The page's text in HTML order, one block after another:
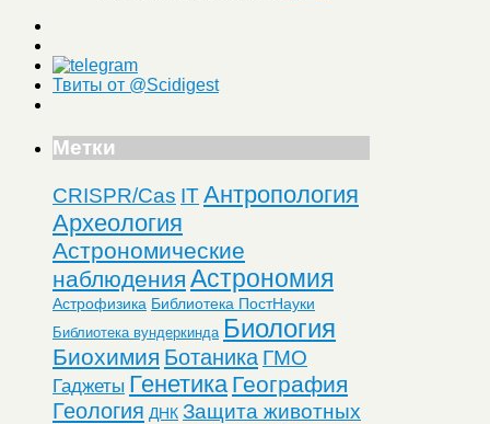
Твиты от @Scidigest
Метки
CRISPR/Cas ITАнтропология
Археология
Астрономические
наблюдения Астрономия
Астрофизика Библиотека ПостНауки
Библиотека вундеркинда Биология
Биохимия Ботаника ГМО
Гаджеты Генетика География
Геология ДНК Защита животных